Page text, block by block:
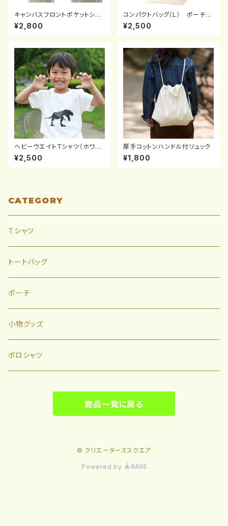
キャンバスフロントポケットショ
ルダーバッグ
¥2,800
コンパクトバッグ（L） ポーチ付
き
¥2,500
ヘビーウエイトＴシャツ（ホワイ
ト：100cm～160cm）
¥2,500
厚手コットンハンドル付リュック
¥1,800
CATEGORY
Ｔシャツ
トートバッグ
ポーチ
小物グッズ
ポロシャツ
商品一覧に戻る
© クリエーターズスクエア
Powered by